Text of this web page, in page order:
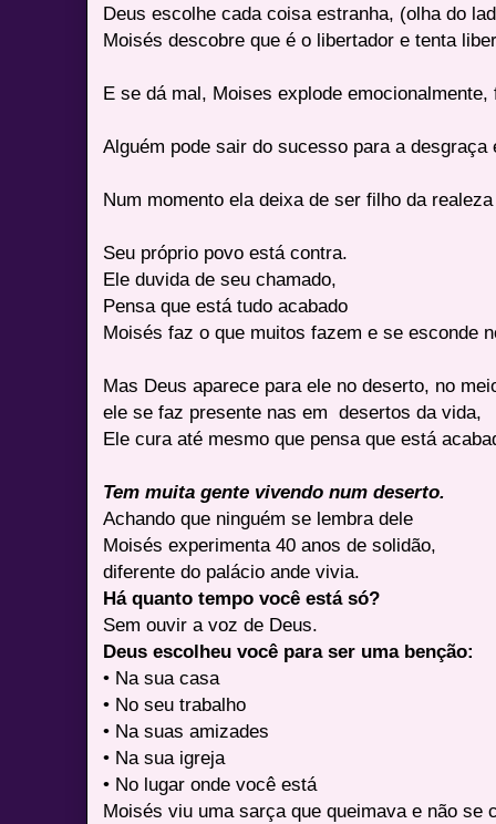
Deus escolhe cada coisa estranha, (olha do
Moisés descobre que é o libertador e tenta
E se dá mal, Moises explode emocionalmente,
Alguém pode sair do sucesso para a desgraça
Num momento ela deixa de ser filho da
Seu próprio povo está contra.
Ele duvida de seu chamado,
Pensa que está tudo acabado
Moisés faz o que muitos fazem e se esconde
Mas Deus aparece para ele no deserto, no
ele se faz presente nas em desertos da vida,
Ele cura até mesmo que pensa que está
Tem muita gente vivendo num deserto.
Achando que ninguém se lembra dele
Moisés experimenta 40 anos de solidão,
diferente do palácio ande vivia.
Há quanto tempo você está só?
Sem ouvir a voz de Deus.
Deus escolheu você para ser uma benção:
• Na sua casa
• No seu trabalho
• Na suas amizades
• Na sua igreja
• No lugar onde você está
Moisés viu uma sarça que queimava e não se